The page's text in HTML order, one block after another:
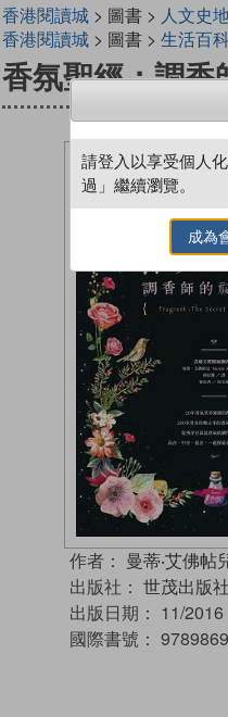
香港閱讀城> 圖書 > 人文史
香港閱讀城> 圖書 > 生活百
香氛聖經：調香
作者： 曼蒂‧艾佛帖
出版社： 世茂出版社
出版日期： 11/2016
國際書號：
請登入以享受個人
過」繼續瀏覽。
成為